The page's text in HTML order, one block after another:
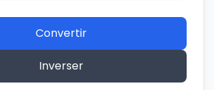
Convertir
Inverser